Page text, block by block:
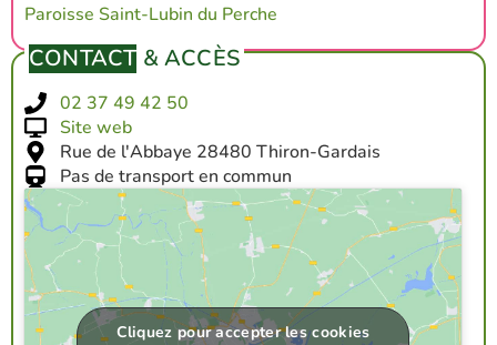
Paroisse Saint-Lubin du Perche
CONTACT & ACCÈS
02 37 49 42 50
Site web
Rue de l'Abbaye 28480 Thiron-Gardais
Pas de transport en commun
Cliquez pour accepter les cookies